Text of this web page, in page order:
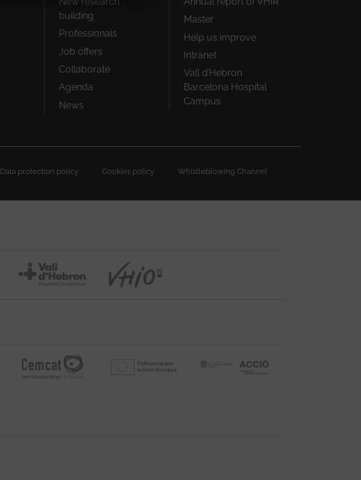
building
Professionals
Job offers
Collaborate
Agenda
News
Master
Help us improve
Intranet
Vall d’Hebron
Barcelona Hospital
Campus
Data protection policy Cookies policy Whistleblowing Channel